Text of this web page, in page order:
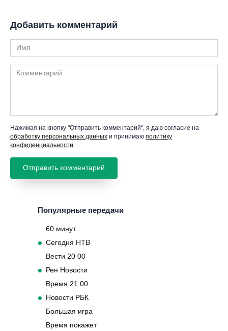
Добавить комментарий
Имя
Комментарий
Нажимая на кнопку "Отправить комментарий", я даю согласие на
обработку персональных данных и принимаю политику
конфиденциальности
Популярные передачи
60 минут
Сегодня НТВ
Вести 20 00
Рен Новости
Время 21 00
Новости РБК
Большая игра
Время покажет